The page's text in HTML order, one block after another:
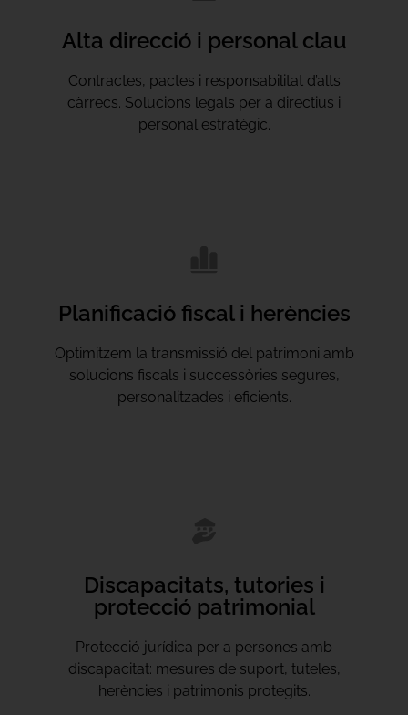
Alta direcció i personal clau
Contractes, pactes i responsabilitat d’alts
càrrecs. Solucions legals per a directius i
personal estratègic.
Planificació fiscal i herències
Optimitzem la transmissió del patrimoni amb
solucions fiscals i successòries segures,
personalitzades i eficients.
Discapacitats, tutories i
protecció patrimonial
Protecció jurídica per a persones amb
discapacitat: mesures de suport, tuteles,
herències i patrimonis protegits.